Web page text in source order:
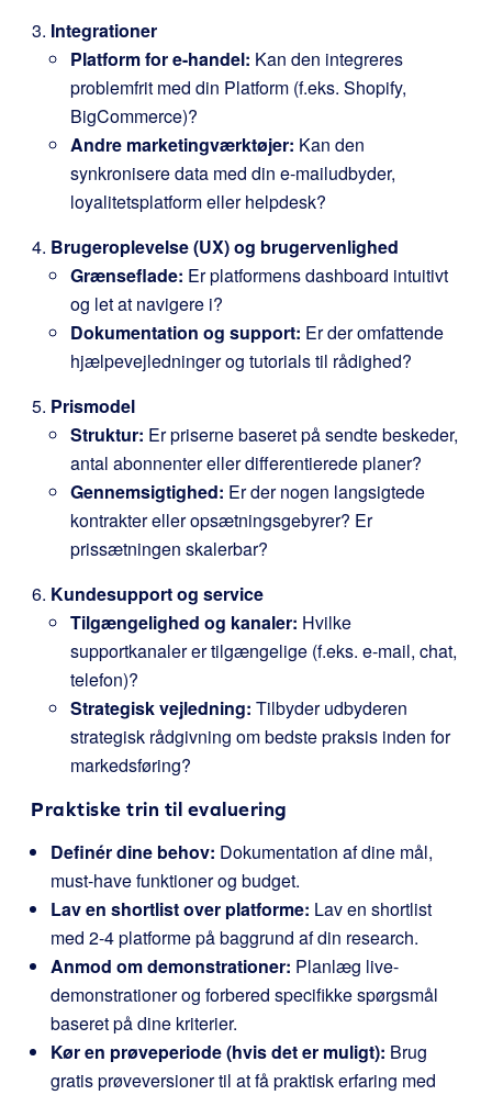
Integrationer
Platform for e-handel: Kan den integreres
problemfrit med din Platform (f.eks. Shopify,
BigCommerce)?
Andre marketingværktøjer: Kan den
synkronisere data med din e-mailudbyder,
loyalitetsplatform eller helpdesk?
Brugeroplevelse (UX) og brugervenlighed
Grænseflade: Er platformens dashboard intuitivt
og let at navigere i?
Dokumentation og support: Er der omfattende
hjælpevejledninger og tutorials til rådighed?
Prismodel
Struktur: Er priserne baseret på sendte beskeder,
antal abonnenter eller differentierede planer?
Gennemsigtighed: Er der nogen langsigtede
kontrakter eller opsætningsgebyrer? Er
prissætningen skalerbar?
Kundesupport og service
Tilgængelighed og kanaler: Hvilke
supportkanaler er tilgængelige (f.eks. e-mail, chat,
telefon)?
Strategisk vejledning: Tilbyder udbyderen
strategisk rådgivning om bedste praksis inden for
markedsføring?
Praktiske trin til evaluering
Definér dine behov: Dokumentation af dine mål,
must-have funktioner og budget.
Lav en shortlist over platforme: Lav en shortlist
med 2-4 platforme på baggrund af din research.
Anmod om demonstrationer: Planlæg live-
demonstrationer og forbered specifikke spørgsmål
baseret på dine kriterier.
Kør en prøveperiode (hvis det er muligt): Brug
gratis prøveversioner til at få praktisk erfaring med